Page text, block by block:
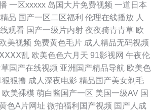
豆花官网 亚州撸撸成人网站 韩国3级片 久久国产
洲艹视频 51免费在线视频 AV影音资源站 大香蕉
视频 天美tv入口 亚洲色情小说网 足交视频网址在
草 国产呦系列哪里看 久久青草国产 欧美性爱午夜
一区xxxxx 岛国大片免费视频 一道日本
品 国产一区二区福利 伦理在线播放 人
观看 国产一级片内射 夜夜骑青青草 欧
美视频 免费黄色毛片 成人精品无码视频
乱 欧美色色六月天 91影视网 午夜伦
国产在线视频 亚洲国产精品导航 欧美色
狠狠撸 成人深夜电影 精品国产美女剃毛
欧美裸模 萌白酱国产一区 美国一级AV 国
色A片网址 微拍福利国产视频 国产人成